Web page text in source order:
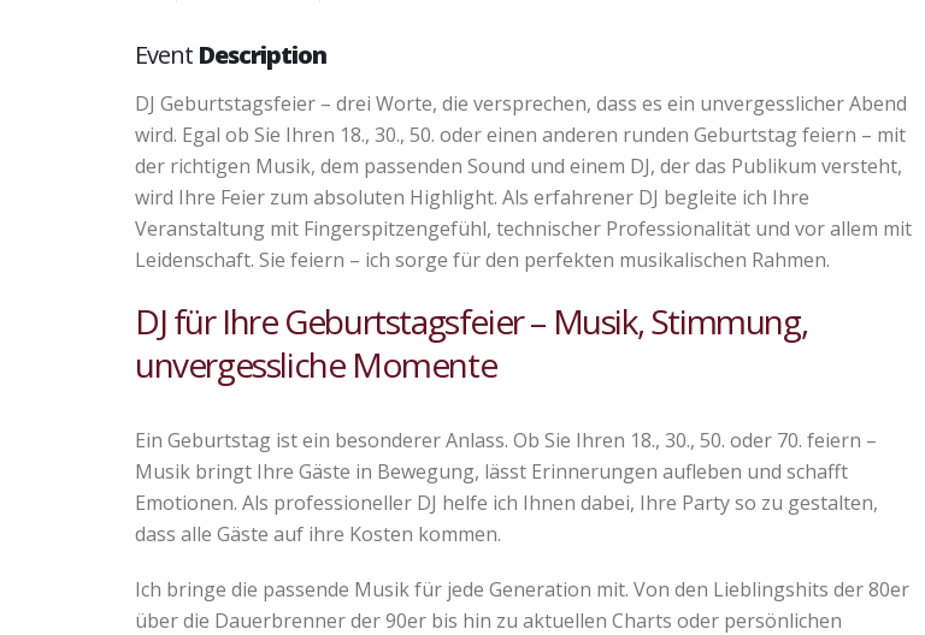
Event Description
DJ Geburtstagsfeier – drei Worte, die versprechen, dass es ein unvergesslicher Abend
wird. Egal ob Sie Ihren 18., 30., 50. oder einen anderen runden Geburtstag feiern – mit
der richtigen Musik, dem passenden Sound und einem DJ, der das Publikum versteht,
wird Ihre Feier zum absoluten Highlight. Als erfahrener DJ begleite ich Ihre
Veranstaltung mit Fingerspitzengefühl, technischer Professionalität und vor allem mit
Leidenschaft. Sie feiern – ich sorge für den perfekten musikalischen Rahmen.
DJ für Ihre Geburtstagsfeier – Musik, Stimmung,
unvergessliche Momente
Ein Geburtstag ist ein besonderer Anlass. Ob Sie Ihren 18., 30., 50. oder 70. feiern –
Musik bringt Ihre Gäste in Bewegung, lässt Erinnerungen aufleben und schafft
Emotionen. Als professioneller DJ helfe ich Ihnen dabei, Ihre Party so zu gestalten,
dass alle Gäste auf ihre Kosten kommen.
Ich bringe die passende Musik für jede Generation mit. Von den Lieblingshits der 80er
über die Dauerbrenner der 90er bis hin zu aktuellen Charts oder persönlichen